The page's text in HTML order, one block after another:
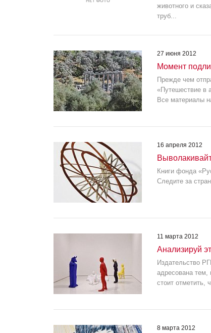
животного и
труб...
27 июня 2012
Момент
Прежде чем
«Путешествие в
Все материалы
16 апреля 2012
Книги фонда
Следите за
11 марта 2012
Анализируй
Издательство
адресована тем,
стоит отметить,
8 марта 2012